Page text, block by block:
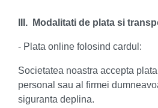
III. Modalitati de plata si
- Plata online folosind cardul:
Societatea noastra accepta
personal sau al firmei
siguranta deplina.